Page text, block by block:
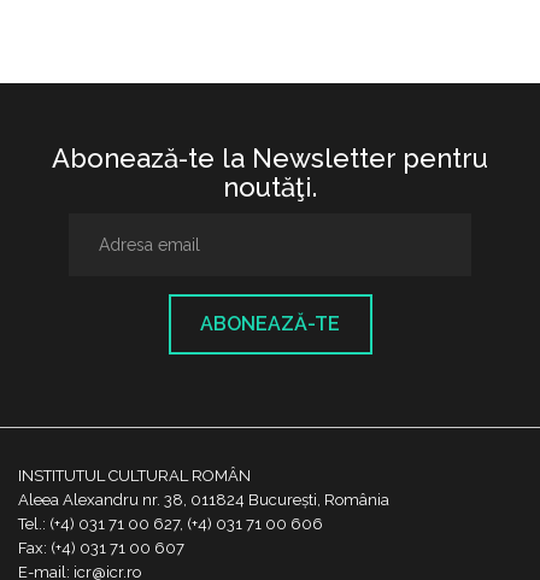
Abonează-te la Newsletter pentru
noutăţi.
ABONEAZĂ-TE
INSTITUTUL CULTURAL ROMÂN
Aleea Alexandru nr. 38, 011824 București, România
Tel.: (+4) 031 71 00 627, (+4) 031 71 00 606
Fax: (+4) 031 71 00 607
E-mail: icr@icr.ro